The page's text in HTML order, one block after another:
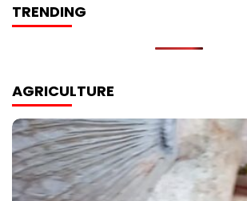
TRENDING
AGRICULTURE